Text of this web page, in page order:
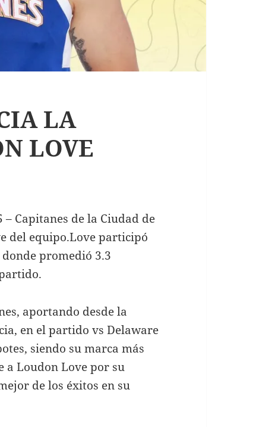
LA
LOVE
Capitanes de la Ciudad de
del equipo.Love participó
promedió 3.3
aportando desde la
en el partido vs Delaware
siendo su marca más
a Loudon Love por su
de los éxitos en su